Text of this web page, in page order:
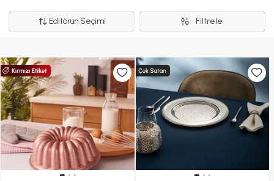
Editörün Seçimi Filtrele